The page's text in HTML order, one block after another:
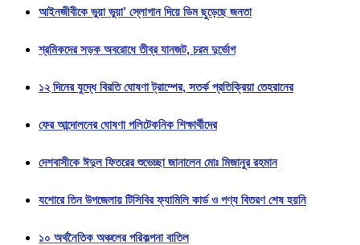
আইনজীবীকে ভুয়া ভুয়া’ স্লোগান দিয়ে ডিম ছুড়েছে জনতা
শ্রমিকদের সড়ক অবরোধে তীব্র যানজট, চরম দুর্ভোগ
১২ দিনের যুদ্ধে বিরতি ঘোষণা ট্রাম্পের, সতর্ক প্রতিক্রিয়া তেহরানের
ফের আন্দোলনের ঘোষণা পলিটেকনিক শিক্ষার্থীদের
দেশবাসীকে ঈদুল ফিতরের শুভেচ্ছা জানালেন মোঃ মিজানুর রহমান
যশোরে তিন উপজেলায় টিসিবির ফ্যামিলি কার্ড ও পণ্য বিতরণ শেষ হয়নি
১০ অর্থনৈতিক অঞ্চলের পরিকল্পনা বাতিল